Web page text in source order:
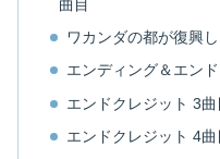
曲目
ワカンダの都が復興
エンディング＆エン
エンドクレジット 3曲
エンドクレジット 4曲